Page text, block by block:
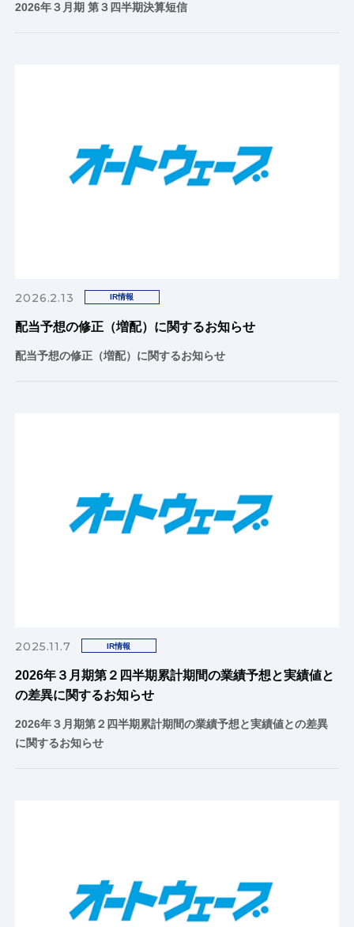
2026年３月期 第３四半期決算短信
2026.2.13 IR情報
配当予想の修正（増配）に関するお知らせ
配当予想の修正（増配）に関するお知らせ
2025.11.7 IR情報
2026年３月期第２四半期累計期間の業績予想と実績値と
の差異に関するお知らせ
2026年３月期第２四半期累計期間の業績予想と実績値との差異
に関するお知らせ